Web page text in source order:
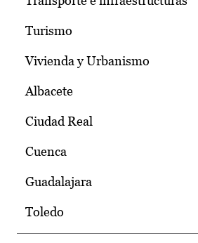
Turismo
Vivienda y Urbanismo
Albacete
Ciudad Real
Cuenca
Guadalajara
Toledo